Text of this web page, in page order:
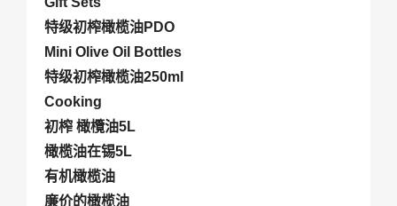
特级初榨橄榄油PDO
Mini Olive Oil Bottles
特级初榨橄榄油250ml
Cooking
初榨 橄欖油5L
橄榄油在锡5L
有机橄榄油
廉价的橄榄油